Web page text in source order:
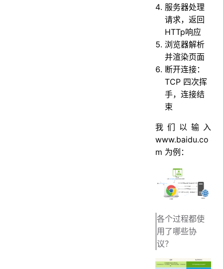
服务器处理
请求，返回
HTTp响应
浏览器解析
并渲染页面
断开连接：
TCP 四次挥
手，连接结
束
我们以输入
www.baidu.co
m 为例：
各个过程都使
用了哪些协
议？